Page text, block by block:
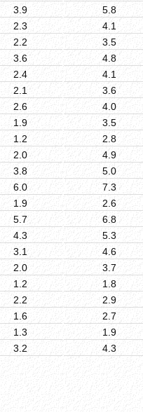
3.9 5.8
2.3 4.1
2.2 3.5
3.6 4.8
2.4 4.1
2.1 3.6
2.6 4.0
1.9 3.5
1.2 2.8
2.0 4.9
3.8 5.0
6.0 7.3
1.9 2.6
5.7 6.8
4.3 5.3
3.1 4.6
2.0 3.7
1.2 1.8
2.2 2.9
1.6 2.7
1.3 1.9
3.2 4.3